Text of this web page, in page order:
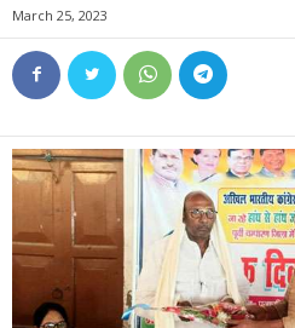
March 25, 2023